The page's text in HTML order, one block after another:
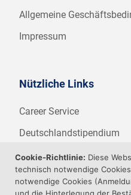
Allgemeine
Impressum
Nützliche Links
Career Service
Deutschlandstipendium
WHZ Firmenstipendium
Weitere Angebote der
Cookie-Richtlinie: Diese
technisch notwendige
notwendige Cookies